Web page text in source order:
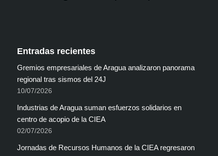
Entradas recientes
Gremios empresariales de Aragua analizaron panorama
regional tras sismos del 24J
10/07/2026
Industrias de Aragua suman esfuerzos solidarios en
centro de acopio de la CIEA
02/07/2026
Jornadas de Recursos Humanos de la CIEA regresaron